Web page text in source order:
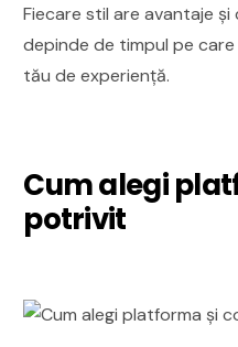
Fiecare stil are avantaje
depinde de timpul pe care
tău de experiență.
Cum alegi
potrivit